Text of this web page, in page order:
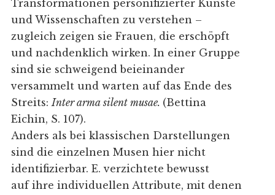
Transformationen personifizierter Künste
und Wissenschaften zu verstehen –
zugleich zeigen sie Frauen, die erschöpft
und nachdenklich wirken. In einer Gruppe
sind sie schweigend beieinander
versammelt und warten auf das Ende des
Streits:Inter arma silent musae. (Bettina
Eichin, S. 107).
Anders als bei klassischen Darstellungen
sind die einzelnen Musen hier nicht
identifizierbar. E. verzichtete bewusst
auf ihre individuellen Attribute, mit denen